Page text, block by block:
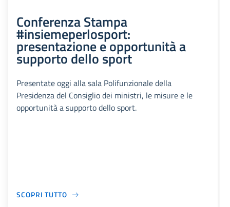
Conferenza Stampa
#insiemeperlosport:
presentazione e opportunità a
supporto dello sport
Presentate oggi alla sala Polifunzionale della
Presidenza del Consiglio dei ministri, le misure e le
opportunità a supporto dello sport.
SCOPRI TUTTO